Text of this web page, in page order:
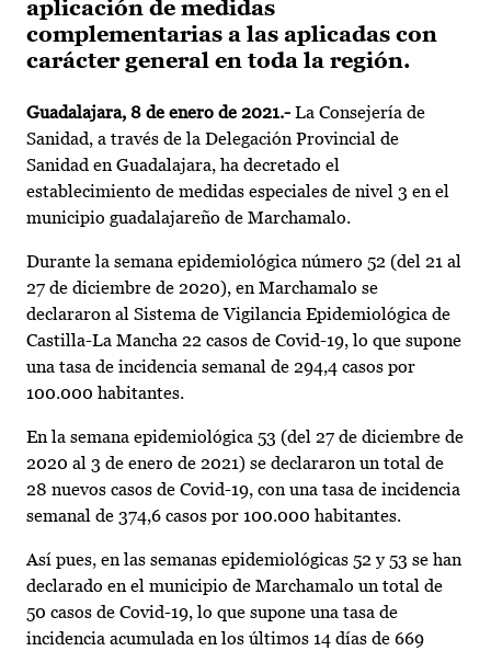
aplicación de medidas
complementarias a las aplicadas con
carácter general en toda la región.
Guadalajara, 8 de enero de 2021.- La Consejería de
Sanidad, a través de la Delegación Provincial de
Sanidad en Guadalajara, ha decretado el
establecimiento de medidas especiales de nivel 3 en el
municipio guadalajareño de Marchamalo.
Durante la semana epidemiológica número 52 (del 21 al
27 de diciembre de 2020), en Marchamalo se
declararon al Sistema de Vigilancia Epidemiológica de
Castilla-La Mancha 22 casos de Covid-19, lo que supone
una tasa de incidencia semanal de 294,4 casos por
100.000 habitantes.
En la semana epidemiológica 53 (del 27 de diciembre de
2020 al 3 de enero de 2021) se declararon un total de
28 nuevos casos de Covid-19, con una tasa de incidencia
semanal de 374,6 casos por 100.000 habitantes.
Así pues, en las semanas epidemiológicas 52 y 53 se han
declarado en el municipio de Marchamalo un total de
50 casos de Covid-19, lo que supone una tasa de
incidencia acumulada en los últimos 14 días de 669